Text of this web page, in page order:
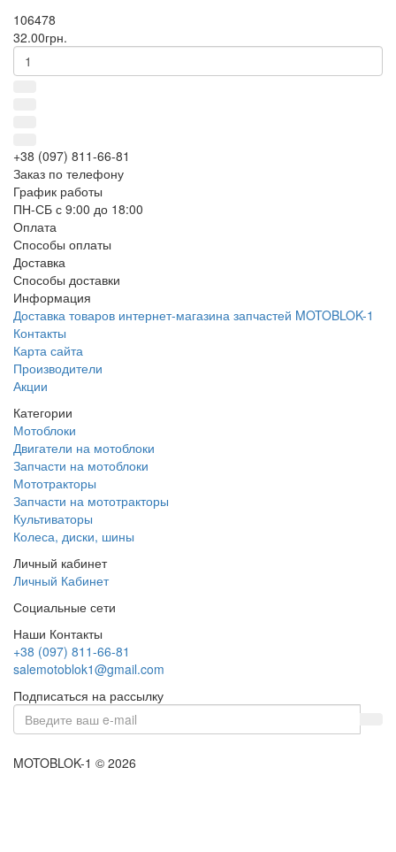
106478
32.00грн.
+38 (097) 811-66-81
Заказ по телефону
График работы
ПН-СБ с 9:00 до 18:00
Оплата
Способы оплаты
Доставка
Способы доставки
Информация
Доставка товаров интернет-магазина запчастей MOTOBLOK-1
Контакты
Карта сайта
Производители
Акции
Категории
Мотоблоки
Двигатели на мотоблоки
Запчасти на мотоблоки
Мототракторы
Запчасти на мототракторы
Культиваторы
Колеса, диски, шины
Личный кабинет
Личный Кабинет
Социальные сети
Наши Контакты
+38 (097) 811-66-81
salemotoblok1@gmail.com
Подписаться на рассылку
MOTOBLOK-1 © 2026